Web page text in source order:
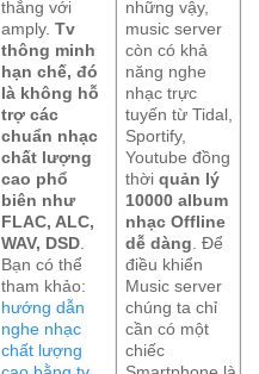
thẳng với
amply.Tv
thông minh
hạn chế, đó
là không hỗ
trợ các
chuẩn nhạc
chất lượng
cao phổ
biên như
FLAC, ALC,
WAV, DSD
Bạn có thể
tham khảo:
hướng dẫn
nghe nhạc
chất lượng
những vậy,
music server
còn có khả
năng nghe
nhạc trực
tuyến từ Tidal,
Sportify,
Youtube đồng
thờiquản lý
10000 album
nhạc Offline
dễ dàng . Để
điều khiển
Music server
chúng ta chỉ
cần có một
chiếc